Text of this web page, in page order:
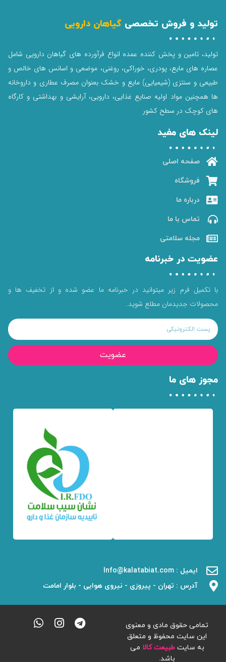
تولید و فروش تخصصی گیاهان دارویی
تولید، تامین و پخش کننده عمده انواع فرآورده های گیاهان دارویی شامل
عصاره های مایع، پودری، خوراکی، روغنی، موضعی و اسانس های خالص و
طبیعی و سنتزی (شیمیایی) مایع و خشک بعنوان مصرف عطاری و داروخانه
ها همچنین مواد اولیه صنایع غذایی، دارویی، آرایشی و بهداشتی و کارگاه
های کوچک در سطح کشور
لینک های مفید
صفحه اصلی
فروشگاه
درباره ما
تماس با ما
مجله سلامتی
عضویت در خبرنامه
با تکمیل فرم زیر میتوانید در خبرنامه ما عضو شده و از تخفیف ها و
محصولات جدیدمان مطلع شوید.
عضویت
مجوز های ما
ایمیل : Info@kalatabiat.com
آدرس : تهران - پیروزی - نیروی هوایی - بلوار امامت
تمامی حقوق مادی و معنوی
این سایت محفوظ و متعلق
به سایتطبیعت کالا می
باشد.